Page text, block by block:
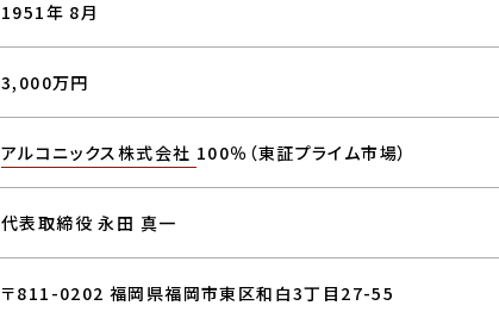
1951年 8月
3,000万円
アルコニックス株式会社 100％（東証プライム市場）
代表取締役 永田 真一
〒811-0202 福岡県福岡市東区和白3丁目27-55